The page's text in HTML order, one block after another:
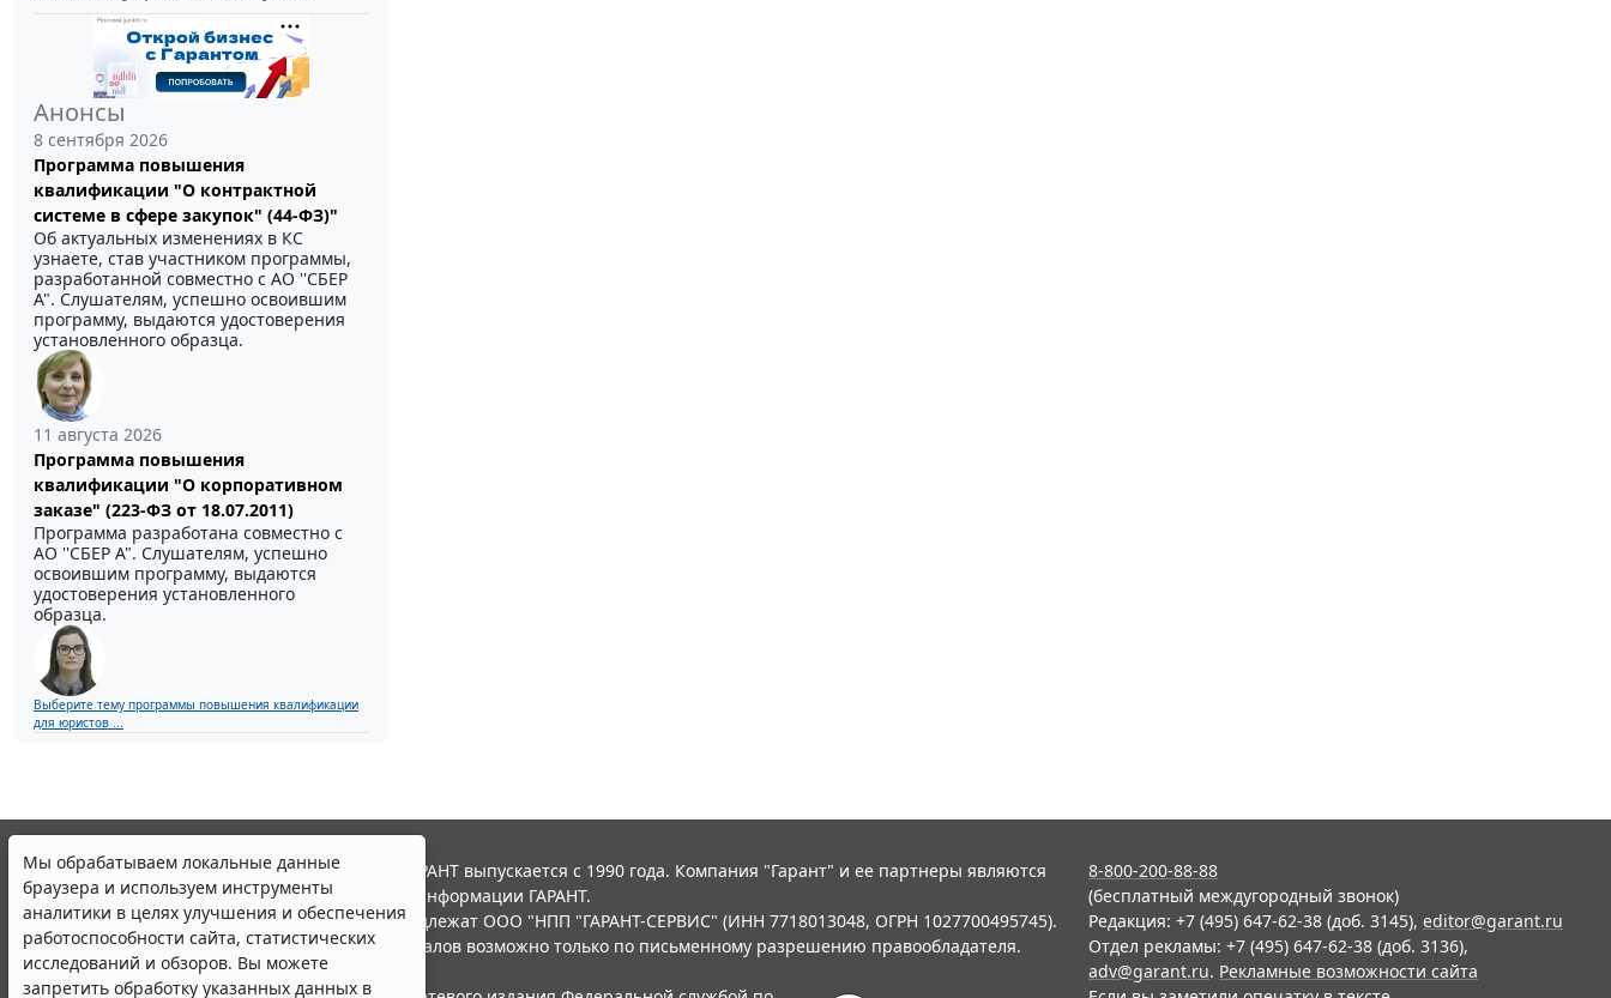
Анонсы
8 сентября 2026
Программа повышения
квалификации "О контрактной
системе в сфере закупок" (44-ФЗ)"
Об актуальных изменениях в КС
узнаете, став участником программы,
разработанной совместно с АО ''СБЕР
А". Слушателям, успешно освоившим
программу, выдаются удостоверения
установленного образца.
11 августа 2026
Программа повышения
квалификации "О корпоративном
заказе" (223-ФЗ от 18.07.2011)
Программа разработана совместно с
АО ''СБЕР А". Слушателям, успешно
освоившим программу, выдаются
удостоверения установленного
образца.
Выберите тему программы повышения квалификации
для юристов ...
Мы обрабатываем локальные данные
браузера и используем инструменты
аналитики в целях улучшения и обеспечения
работоспособности сайта, статистических
исследований и обзоров. Вы можете
запретить обработку указанных данных в
© ООО "НПП "ГАРАНТ-СЕРВИС", 2026. Система ГАРАНТ выпускается с 1990 года. Компания "Гарант" и ее партнеры являются
участниками Российской ассоциации правовой информации ГАРАНТ.
Все права на материалы сайта ГАРАНТ.РУ принадлежат ООО "НПП "ГАРАНТ-СЕРВИС" (ИНН 7718013048, ОГРН 1027700495745).
Полное или частичное воспроизведение материалов возможно только по письменному разрешению правообладателя.
Правила использования портала.
8-800-200-88-88
(бесплатный междугородный звонок)
Редакция: +7 (495) 647-62-38 (доб. 3145), editor@garant.ru
Отдел рекламы: +7 (495) 647-62-38 (доб. 3136),
adv@garant.ru. Рекламные возможности сайта